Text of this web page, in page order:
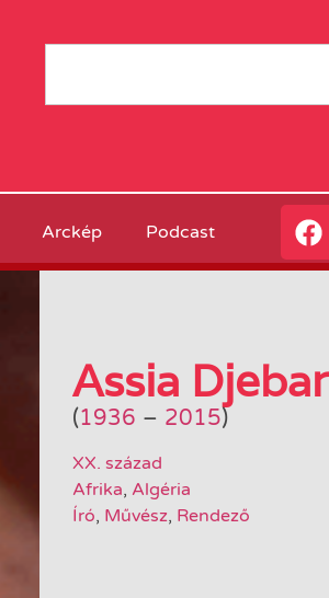
Arckép Podcast
Assia Djebar
(1936 – 2015)
XX. század
Afrika, Algéria
Író, Művész, Rendező